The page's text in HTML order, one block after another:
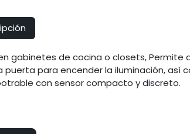
gabinetes de cocina o closets, Permite
para encender la iluminación, así
con sensor compacto y discreto.